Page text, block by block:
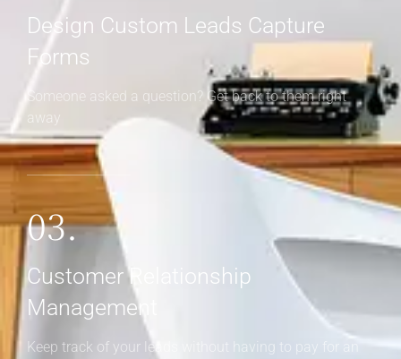
Design Custom Leads Capture
Forms
Someone asked a question? Get back to them right
away
03.
Customer Relationship
Management
Keep track of your leads without having to pay for an